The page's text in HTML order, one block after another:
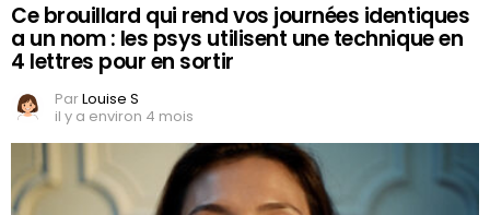
Ce brouillard qui rend vos journées identiques
a un nom : les psys utilisent une technique en
4 lettres pour en sortir
ParLouise S
il y a environ 4 mois